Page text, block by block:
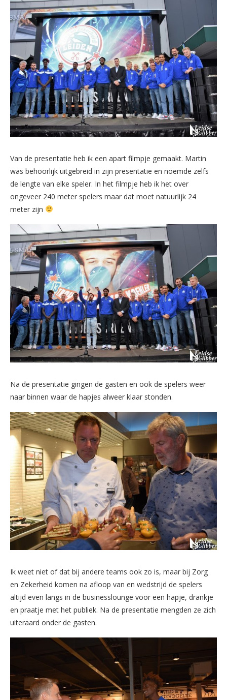
Van de presentatie heb ik een apart filmpje gemaakt. Martin
was behoorlijk uitgebreid in zijn presentatie en noemde zelfs
de lengte van elke speler. In het filmpje heb ik het over
ongeveer 240 meter spelers maar dat moet natuurlijk 24
meter zijn
Na de presentatie gingen de gasten en ook de spelers weer
naar binnen waar de hapjes alweer klaar stonden.
Ik weet niet of dat bij andere teams ook zo is, maar bij Zorg
en Zekerheid komen na afloop van en wedstrijd de spelers
altijd even langs in de businesslounge voor een hapje, drankje
en praatje met het publiek. Na de presentatie mengden ze zich
uiteraard onder de gasten.